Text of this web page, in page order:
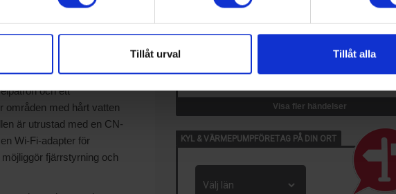
Tillåt urval Tillåt alla
med högsta prestanda för
Törnlöf, Country Manager
till utomhusenheter på 9, 12
och ett
områden med hårt vatten
är utrustad med en CN-
Wi-Fi-adapter för
fjärrstyrning och
Nürnberg, Tyskland
Visa fler händelser
KYL & VÄRMEPUMPFÖRETAG PÅ DIN ORT